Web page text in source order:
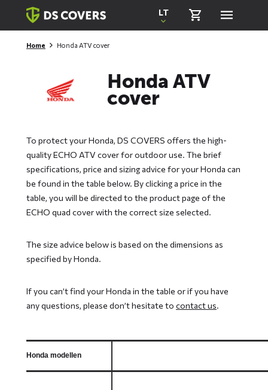
Skiplinks
LT
Home Honda ATV cover
Honda ATV
cover
To protect your Honda, DS COVERS offers the high-
quality ECHO ATV cover for outdoor use. The brief
specifications, price and sizing advice for your Honda can
be found in the table below. By clicking a price in the
table, you will be directed to the product page of the
ECHO quad cover with the correct size selected.
The size advice below is based on the dimensions as
specified by Honda.
If you can’t find your Honda in the table or if you have
any questions, please don’t hesitate to contact us.
Honda modellen